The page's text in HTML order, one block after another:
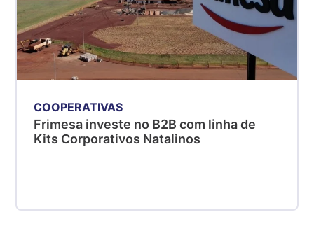
COOPERATIVAS
Frimesa investe no B2B com linha de
Kits Corporativos Natalinos